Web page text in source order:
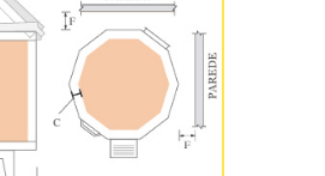
KM1222-3″